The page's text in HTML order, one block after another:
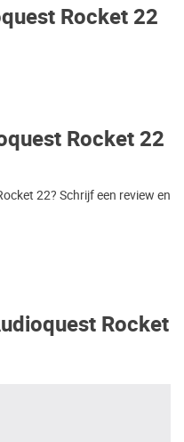
Rocket 22
Rocket 22
22? Schrijf een review en
Rocket